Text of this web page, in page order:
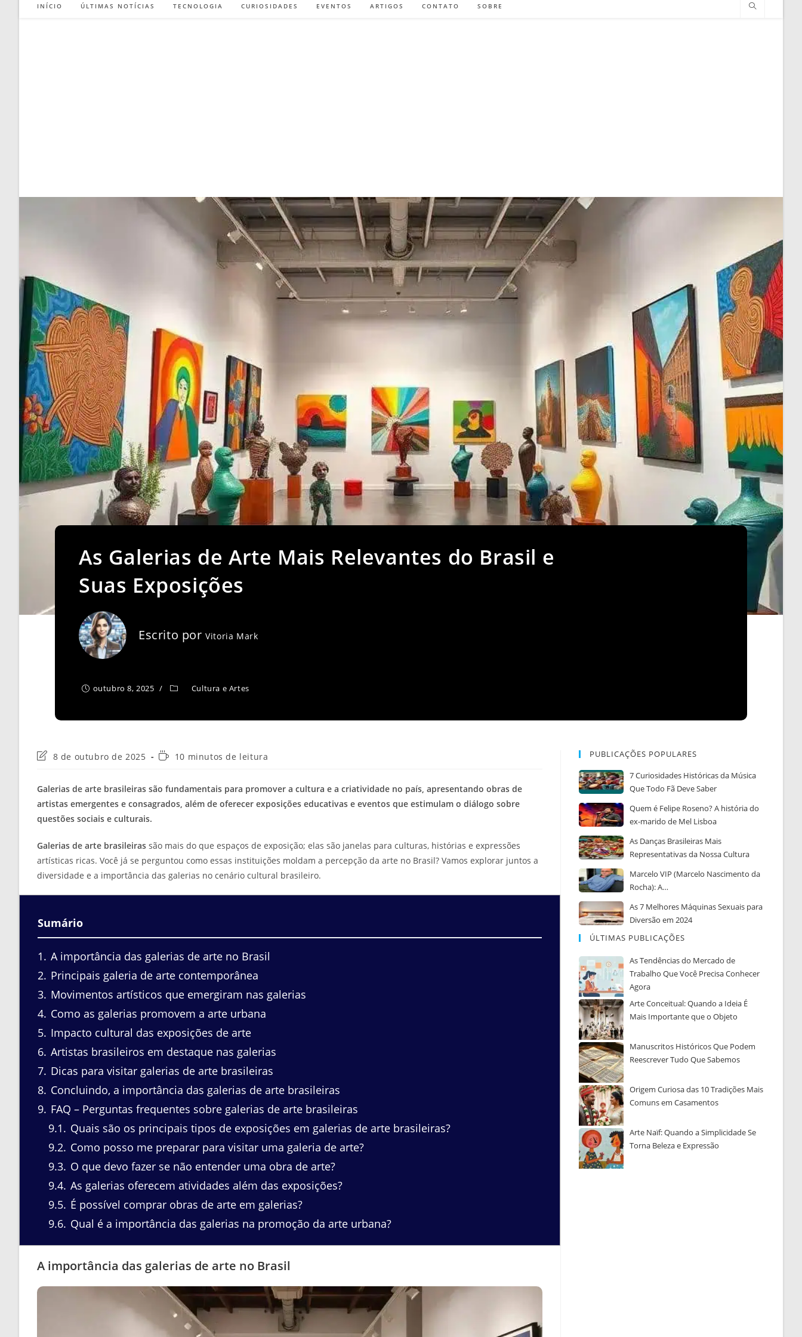
INÍCIO ÚLTIMAS NOTÍCIAS TECNOLOGIA CURIOSIDADES EVENTOS ARTIGOS CONTATO SOBRE
As Galerias de Arte Mais Relevantes do Brasil e
Suas Exposições
Escrito porVitoria Mark
outubro 8, 2025 Cultura e Artes
Última
post:
8 de outubro de 2025
Tempo10 minutos de leitura
Galerias de arte brasileiras são fundamentais para promover a cultura e a criatividade no país, apresentando obras de
artistas emergentes e consagrados, além de oferecer exposições educativas e eventos que estimulam o diálogo sobre
questões sociais e culturais.
Galerias de arte brasileiras são mais do que espaços de exposição; elas são janelas para culturas, histórias e expressões
artísticas ricas. Você já se perguntou como essas instituições moldam a percepção da arte no Brasil? Vamos explorar juntos a
diversidade e a importância das galerias no cenário cultural brasileiro.
Sumário
1
A importância das galerias de arte no Brasil
2 Principais galeria de arte contemporânea
3 Movimentos artísticos que emergiram nas galerias
4 Como as galerias promovem a arte urbana
5 Impacto cultural das exposições de arte
6 Artistas brasileiros em destaque nas galerias
7 Dicas para visitar galerias de arte brasileiras
8 Concluindo, a importância das galerias de arte brasileiras
9 FAQ – Perguntas frequentes sobre galerias de arte brasileiras
9.1
Quais são os principais tipos de exposições em galerias de arte brasileiras?
9.2 Como posso me preparar para visitar uma galeria de arte?
9.3 O que devo fazer se não entender uma obra de arte?
9.4 As galerias oferecem atividades além das exposições?
9.5 É possível comprar obras de arte em galerias?
9.6 Qual é a importância das galerias na promoção da arte urbana?
A importância das galerias de arte no Brasil
PUBLICAÇÕES POPULARES
7 Curiosidades Históricas da Música
Que Todo Fã Deve Saber
Quem é Felipe Roseno? A história do
ex-marido de Mel Lisboa
As Danças Brasileiras Mais
Representativas da Nossa Cultura
Marcelo VIP (Marcelo Nascimento da
Rocha): A…
As 7 Melhores Máquinas Sexuais para
Diversão em 2024
ÚLTIMAS PUBLICAÇÕES
As Tendências do Mercado de
Trabalho Que Você Precisa Conhecer
Agora
Arte Conceitual: Quando a Ideia É
Mais Importante que o Objeto
Manuscritos Históricos Que Podem
Reescrever Tudo Que Sabemos
Origem Curiosa das 10 Tradições Mais
Comuns em Casamentos
Arte Naïf: Quando a Simplicidade Se
Torna Beleza e Expressão